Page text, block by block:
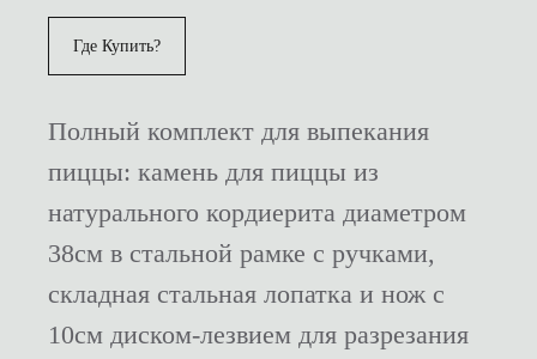
Где Купить?
Полный комплект для выпекания
пиццы: камень для пиццы из
натурального кордиерита диаметром
38см в стальной рамке с ручками,
складная стальная лопатка и нож с
10см диском-лезвием для разрезания